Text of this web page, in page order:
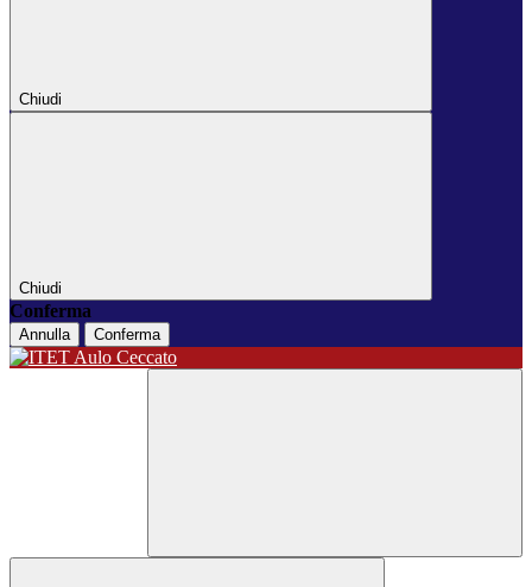
Chiudi
Chiudi
Conferma
Annulla Conferma